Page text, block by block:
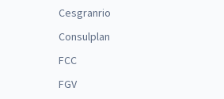
Cesgranrio
Consulplan
FCC
FGV